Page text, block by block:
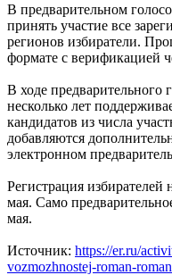
В предварительном
принять участие все
регионов избиратели.
формате с верификацией
В ходе предварительного
несколько лет
кандидатов из числа
добавляются
электронном
Регистрация избирателей
мая. Само
мая.
Источник: https://er.ru/
vozmozhnostej-roman-